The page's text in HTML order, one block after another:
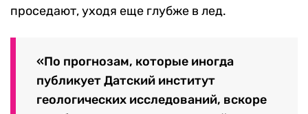
проседают, уходя еще глубже в лед.
«По прогнозам, которые иногда
публикует Датский институт
геологических исследований, вскоре